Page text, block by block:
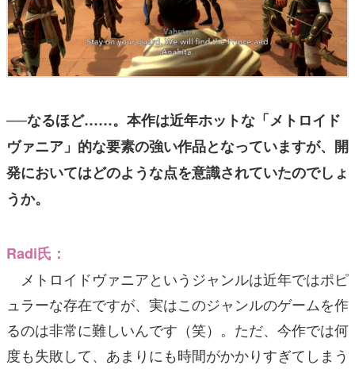
──なるほど……。本作は近年ホットな「メトロイド
ヴァニア」的な要素の強い作品となっていますが、開
発においてはどのような点を意識されていたのでしょ
うか。
Radi氏：
メトロイドヴァニアというジャンルは近年ではポピ
ュラーな存在ですが、実はこのジャンルのゲームを作
るのは非常に難しいんです（笑）。ただ、今作では何
度も失敗して、あまりにも時間がかかりすぎてしまう